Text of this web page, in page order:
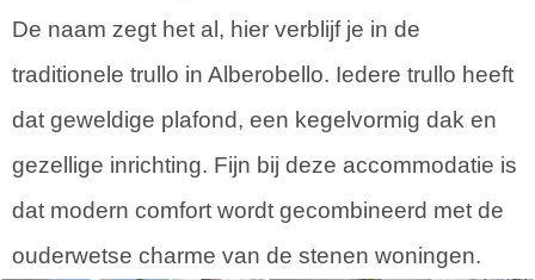
De naam zegt het al, hier verblijf je in de
traditionele trullo in Alberobello. Iedere trullo heeft
dat geweldige plafond, een kegelvormig dak en
gezellige inrichting. Fijn bij deze accommodatie is
dat modern comfort wordt gecombineerd met de
ouderwetse charme van de stenen woningen.